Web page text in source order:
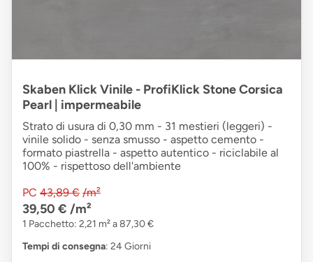
Skaben Klick Vinile - ProfiKlick Stone Corsica
Pearl | impermeabile
Strato di usura di 0,30 mm - 31 mestieri (leggeri) -
vinile solido - senza smusso - aspetto cemento -
formato piastrella - aspetto autentico - riciclabile al
100% - rispettoso dell'ambiente
PC 43,89 € /m²
39,50 € /m²
1 Pacchetto: 2,21 m² a 87,30 €
Tempi di consegna: 24 Giorni